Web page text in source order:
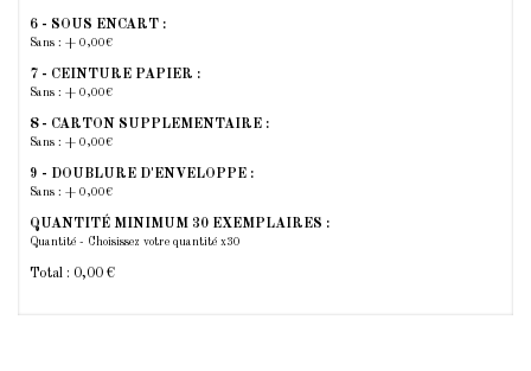
6 - SOUS ENCART :
Sans : + 0,00€
7 - CEINTURE PAPIER :
Sans : + 0,00€
8 - CARTON SUPPLEMENTAIRE :
Sans : + 0,00€
9 - DOUBLURE D'ENVELOPPE :
Sans : + 0,00€
QUANTITÉ MINIMUM 30 EXEMPLAIRES :
Quantité - Choisissez votre quantité x30
Total : 0,00 €